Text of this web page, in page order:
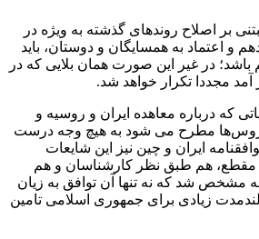
بر اصلاح روندهای گذشته به ویژه در
و اعتماد به همسایگان و دوستان، باید
در غیر این صورت همان بلایی که در
مجددا تکرار خواهد شد.
که درباره معاهده ایران و روسیه و
روس‌ها مطرح می شود به هیچ وجه درست
ایران و چین نیز این شایعات
هم طبق نظر کارشناسان و هم
مشخص شد که نه تنها آن توافق به زیان
زیادی برای جمهوری اسلامی تامین